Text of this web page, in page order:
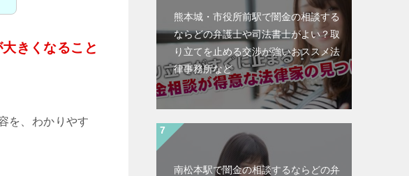
きくなること
を、わかりやす
熊本城・市役所前駅で闇金の相談する
ならどの弁護士や司法書士がよい？取
り立てを止める交渉が強いおススメ法
律事務所など
南松本駅で闇金の相談するならどの弁